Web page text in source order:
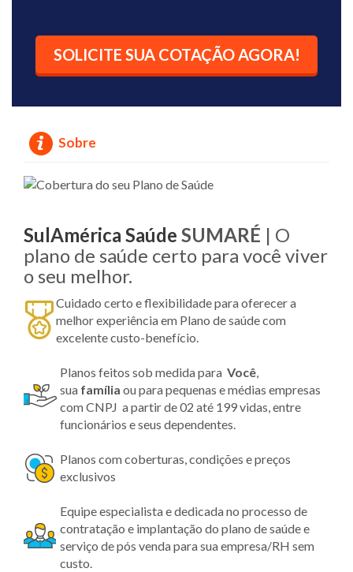
SOLICITE SUA COTAÇÃO AGORA!
Sobre
SulAmérica Saúde SUMARÉ | O
plano de saúde certo para você viver
o seu melhor.
Cuidado certo e flexibilidade para oferecer a
melhor experiência em Plano de saúde com
excelente custo-benefício.
Planos feitos sob medida para Você,
sua família ou para pequenas e médias empresas
com CNPJ a partir de 02 até 199 vidas, entre
funcionários e seus dependentes.
Planos com coberturas, condições e preços
exclusivos
Equipe especialista e dedicada no processo de
contratação e implantação do plano de saúde e
serviço de pós venda para sua empresa/RH sem
custo.